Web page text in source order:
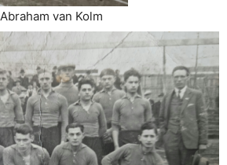
Abraham van Kolm